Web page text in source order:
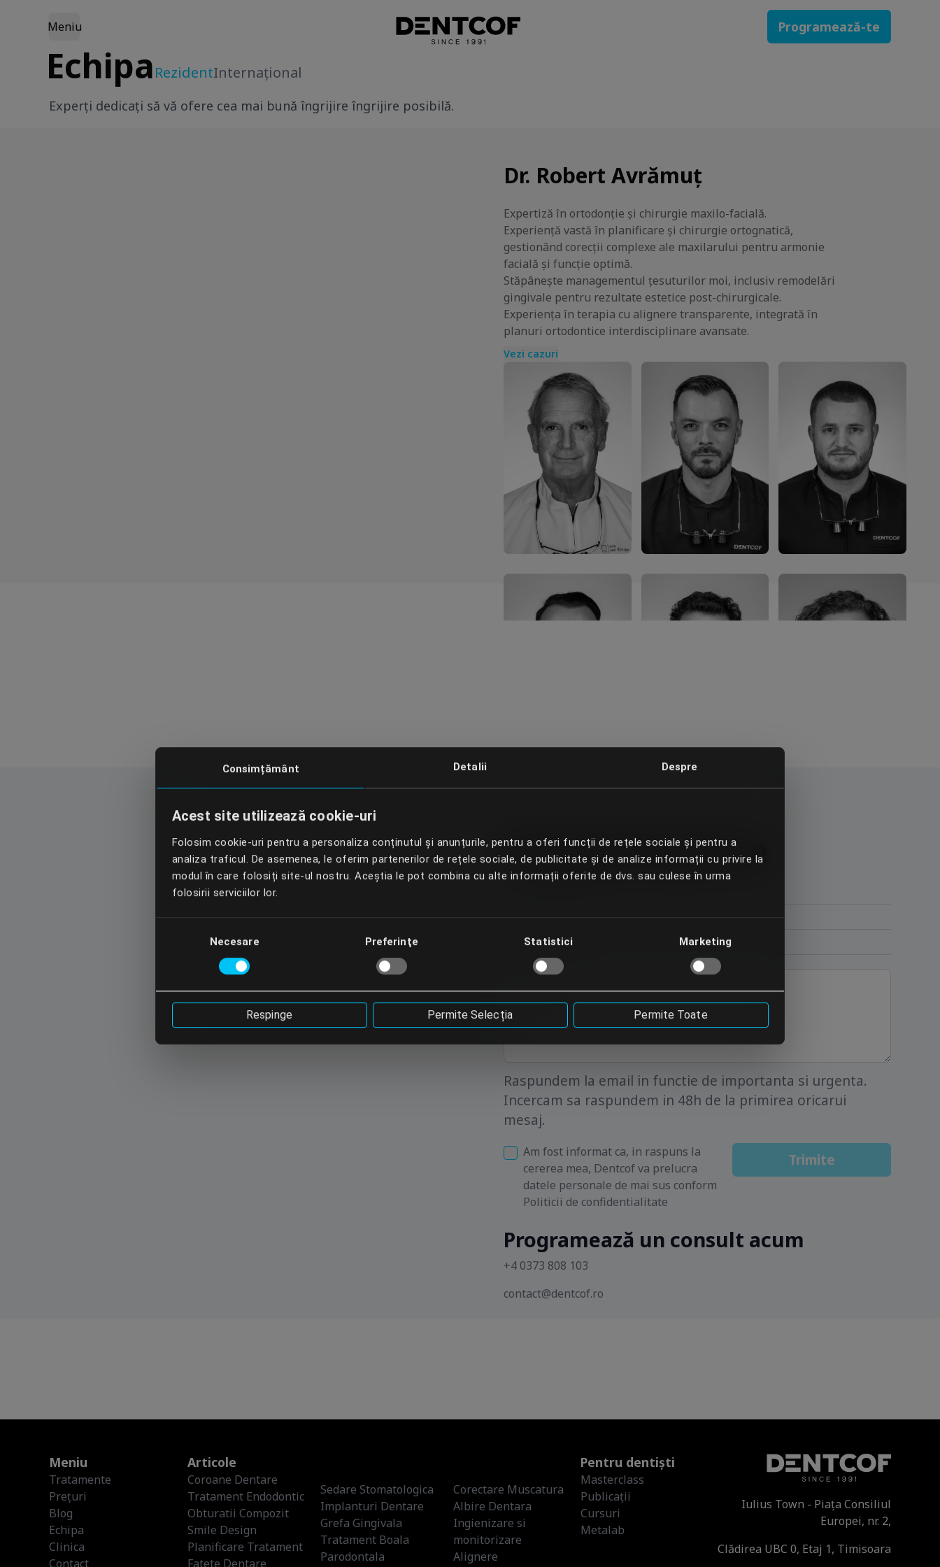
Consimțământ Detalii Despre
Acest site utilizează cookie-uri
Folosim cookie-uri pentru a personaliza conținutul și anunțurile, pentru a oferi funcții de rețele sociale și pentru a
analiza traficul. De asemenea, le oferim partenerilor de rețele sociale, de publicitate și de analize informații cu privire la
modul în care folosiți site-ul nostru. Aceștia le pot combina cu alte informații oferite de dvs. sau culese în urma
folosirii serviciilor lor.
consimțământului
Necesare Preferinţe Statistici Marketing
Respinge Permite Selecția Permite Toate
Meniu Programează-te
EchipaRezidentInternațional
Experți dedicați să vă ofere cea mai bună îngrijire îngrijire posibilă.
Dr. Robert Avrămuț
Expertiză în ortodonție și chirurgie maxilo-facială.
Experiență vastă în planificare și chirurgie ortognatică,
gestionând corecții complexe ale maxilarului pentru armonie
facială și funcție optimă.
Stăpânește managementul țesuturilor moi, inclusiv remodelări
gingivale pentru rezultate estetice post-chirurgicale.
Experiența în terapia cu alignere transparente, integrată în
planuri ortodontice interdisciplinare avansate.
Vezi cazuri
Programează-te
Raspundem la email in functie de importanta si urgenta.
Incercam sa raspundem in 48h de la primirea oricarui
mesaj.
Am fost informat ca, in raspuns la
cererea mea, Dentcof va prelucra
datele personale de mai sus conform
Politicii de confidentialitate
Trimite
Programează un consult acum
+4 0373 808 103
contact@dentcof.ro
Meniu
Tratamente
Prețuri
Blog
Echipa
Clinica
Contact
Articole
Coroane Dentare
Tratament Endodontic
Obturatii Compozit
Smile Design
Planificare Tratament
Fatete Dentare
Sedare Stomatologica
Implanturi Dentare
Grefa Gingivala
Tratament Boala
Parodontala
Corectare Muscatura
Albire Dentara
Ingienizare si
monitorizare
Alignere
Pentru dentiști
Masterclass
Publicații
Cursuri
Metalab
Iulius Town - Piața Consiliul
Europei, nr. 2,
Clădirea UBC 0, Etaj 1, Timisoara